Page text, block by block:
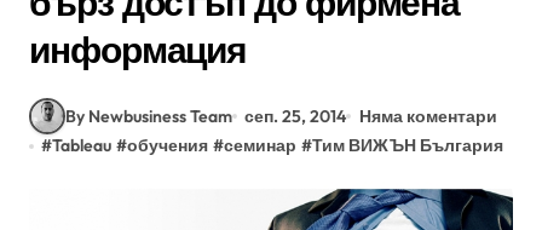
информация
By Newbusiness Team сеп. 25, 2014
Няма коментари
#Tableau #обучения #семинар #Тим ВИЖЪН България